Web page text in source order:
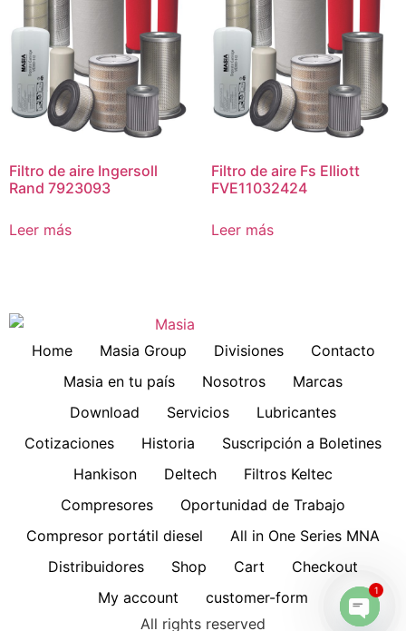
Filtro de aire Ingersoll
Rand 7923093
Leer más
Filtro de aire Fs Elliott
FVE11032424
Leer más
Home Masia Group Divisiones
Contacto
Masia en tu país
Nosotros
Marcas
Download
Servicios
Lubricantes
Cotizaciones
Historia
Suscripción a Boletines
Hankison
Deltech
Filtros Keltec
Compresores
Oportunidad de Trabajo
Compresor portátil diesel
All in One Series MNA
Distribuidores
Shop Cart
Checkout
My account
customer-form
All rights reserved
1